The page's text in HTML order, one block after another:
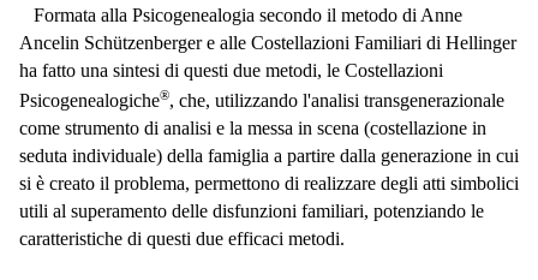
Formata alla Psicogenealogia secondo il metodo di Anne
Ancelin Schützenberger e alle Costellazioni Familiari di Hellinger
ha fatto una sintesi di questi due metodi, le Costellazioni
Psicogenealogiche®, che, utilizzando l'analisi transgenerazionale
come strumento di analisi e la messa in scena (costellazione in
seduta individuale) della famiglia a partire dalla generazione in cui
si è creato il problema, permettono di realizzare degli atti simbolici
utili al superamento delle disfunzioni familiari, potenziando le
caratteristiche di questi due efficaci metodi.